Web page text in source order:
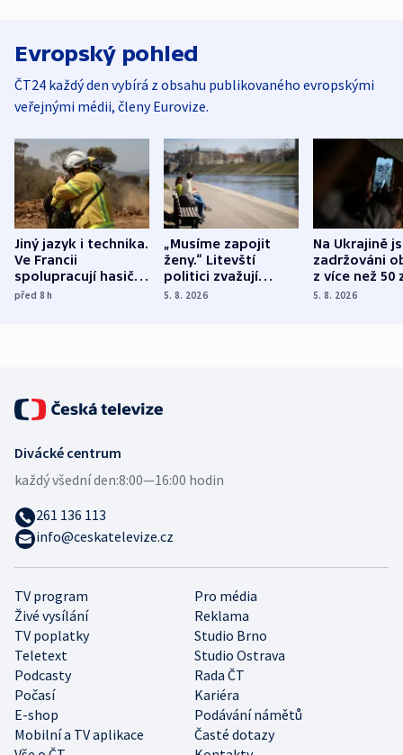
Evropský pohled
ČT24 každý den vybírá z obsahu publikovaného evropskými
veřejnými médii, členy Eurovize.
Jiný jazyk i technika.
Ve Francii
spolupracují hasiči z
různých zemí
před 8h
„Musíme zapojit
ženy.“ Litevští
politici zvažují
dohodu o
5. 8. 2026
Na Ukrajině
zadržováni
z více než 50
Bojovali na
5. 8. 2026
TV program
Pro média
Živé vysílání
Reklama
TV poplatky
Studio Brno
Teletext
Studio Ostrava
Podcasty
Rada ČT
Počasí
Kariéra
E-shop
Podávání námětů
Mobilní a TV aplikace
Časté dotazy
Divácké centrum
každý všední den:8:00—16:00 hodin
261 136 113
info@ceskatelevize.cz